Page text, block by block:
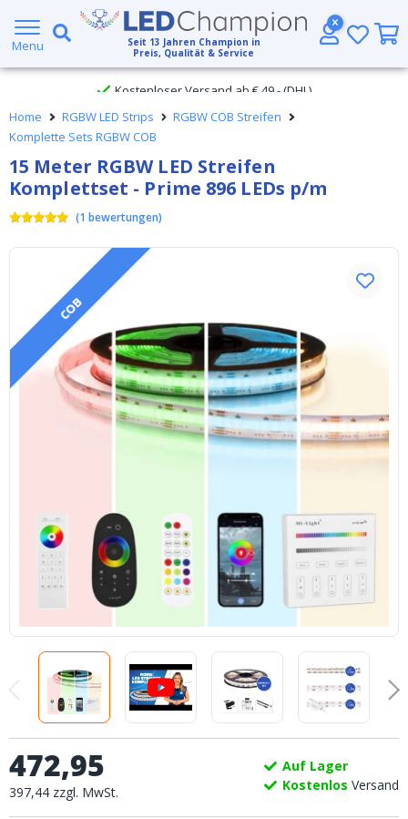
Menu Seit 13 Jahren Champion in
Preis, Qualität & Service
Großer Lagerbestand
Kostenloser Versand ab € 49,- (DHL)
Heute bestellt, am selben Tag verschickt
Home RGBW LED Strips
RGBW COB Streifen
Komplette Sets RGBW COB
15 Meter RGBW LED Streifen
Komplettset - Prime 896 LEDs p/m
(1 bewertungen)
COB
472,95
397,44 zzgl. MwSt.
Auf Lager
Kostenlos Versand